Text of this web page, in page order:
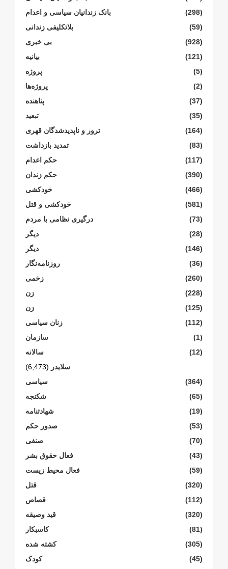
بانک زندانیان سیاسی و اعدام
(298)
بلاتکلیفی زندانی
(59)
بی خبری
(928)
بیانیە
(121)
پروژە
(5)
پروژەها
(2)
پناهنده
(37)
تبعید
(35)
ترور و ناپدیدشدگان قهری
(164)
تمدید بازداشت
(83)
حکم اعدام
(117)
حکم زندان
(390)
خودکشی
(466)
خودکشی و قتل
(581)
درگیری نظامی با مردم
(73)
دیگر
(28)
دیگر
(146)
روزنامەنگار
(36)
زخمی
(260)
زن
(228)
زن
(125)
زنان سیاسی
(112)
سازمان
(1)
سالانە
(12)
سلایدر (6,473)
سیاسی
(364)
شکنجە
(65)
شهادتنامە
(19)
صدور حکم
(53)
صنفی
(70)
فعال حقوق بشر
(43)
فعال محیط زیست
(59)
قتل
(320)
قصاص
(112)
قید وصیقه
(320)
کاسبکار
(81)
کشته شده
(305)
کودک
(45)